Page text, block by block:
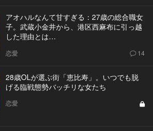
アオハルなんて甘すぎる：27歳の総合職女
子。武蔵小金井から、港区西麻布に引っ越
した理由とは…
恋愛 14
28歳OLが選ぶ街「恵比寿」。いつでも脱
げる臨戦態勢バッチリな女たち
恋愛